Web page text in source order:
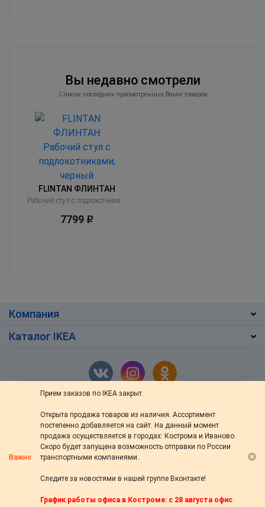
Важно
Прием заказов по IKEA закрыт.
Открыта продажа товаров из наличия. Ассортимент
постепенно добавляется на сайт. На данный момент
продажа осуществляется в городах: Кострома и Иваново.
Скоро будет запущена возможность отправки по России
транспортными компаниями.
Следите за новостями в нашей группе Вконтакте!
График работы офиса в Костроме: с 28 августа офис
Вы недавно смотрели
Список последних просмотренных Вами товаров
FLINTAN ФЛИНТАН
Рабочий стул с подлокотниками, черный
7799 Р
Компания
Каталог IKEA
г. Кострома,ул. Ив.Сусанина 48/76
+7 (4942) 46-13-64
пн — вс: с 10:00 до 20:00
© 2014—2026 «s-44.ru» Доставка товаров из IKEA в Кострому. Настоящая